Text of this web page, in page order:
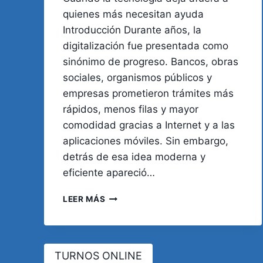
quienes más necesitan ayuda
Introducción Durante años, la
digitalización fue presentada como
sinónimo de progreso. Bancos, obras
sociales, organismos públicos y
empresas prometieron trámites más
rápidos, menos filas y mayor
comodidad gracias a Internet y a las
aplicaciones móviles. Sin embargo,
detrás de esa idea moderna y
eficiente apareció…
LEER MÁS “NO
EL
NUEVO
TURNOS ONLINE